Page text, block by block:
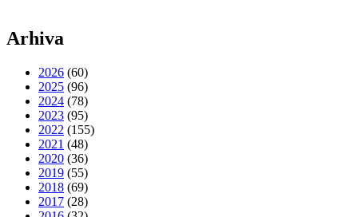
Arhiva
2026 (60)
2025 (96)
2024 (78)
2023 (95)
2022 (155)
2021 (48)
2020 (36)
2019 (55)
2018 (69)
2017 (28)